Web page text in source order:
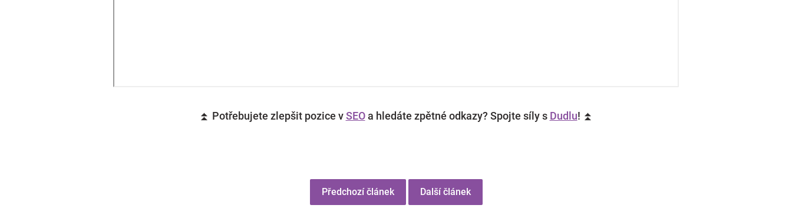
⏫ Potřebujete zlepšit pozice vSEOa hledáte zpětné odkazy? Spojte síly s Dudlu! ⏫
Předchozí článek Další článek